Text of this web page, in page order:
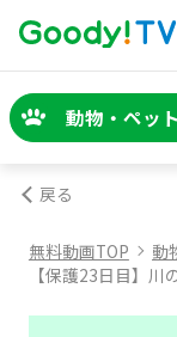
動物・ペット
戻る
無料動画TOP 動
【保護23日目】